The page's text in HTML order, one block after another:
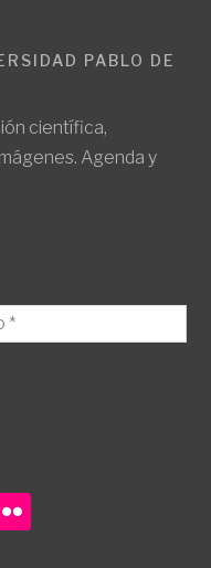
PABLO DE
científica,
Agenda y
flickr